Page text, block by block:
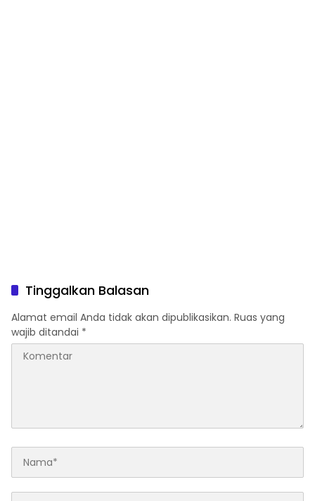
Tinggalkan Balasan
Alamat email Anda tidak akan dipublikasikan. Ruas yang
wajib ditandai *